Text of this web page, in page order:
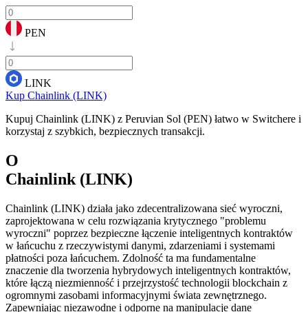
PEN
LINK
Kup Chainlink (LINK)
Kupuj Chainlink (LINK) z Peruvian Sol (PEN) łatwo w Switchere i
korzystaj z szybkich, bezpiecznych transakcji.
O
Chainlink (LINK)
Chainlink (LINK) działa jako zdecentralizowana sieć wyroczni,
zaprojektowana w celu rozwiązania krytycznego "problemu
wyroczni" poprzez bezpieczne łączenie inteligentnych kontraktów
w łańcuchu z rzeczywistymi danymi, zdarzeniami i systemami
płatności poza łańcuchem. Zdolność ta ma fundamentalne
znaczenie dla tworzenia hybrydowych inteligentnych kontraktów,
które łączą niezmienność i przejrzystość technologii blockchain z
ogromnymi zasobami informacyjnymi świata zewnętrznego.
Zapewniając niezawodne i odporne na manipulacje dane